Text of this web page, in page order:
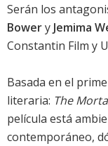
Serán los
Bowery Jemima
Constantin Film y
Basada en el
literaria: The
película está
contemporáneo,